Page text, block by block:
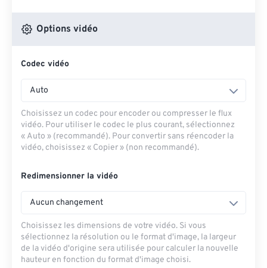
Depuis OneDrive
Options vidéo
Codec vidéo
Auto
Choisissez un codec pour encoder ou compresser le flux
vidéo. Pour utiliser le codec le plus courant, sélectionnez
« Auto » (recommandé). Pour convertir sans réencoder la
vidéo, choisissez « Copier » (non recommandé).
Redimensionner la vidéo
Aucun changement
Choisissez les dimensions de votre vidéo. Si vous
sélectionnez la résolution ou le format d'image, la largeur
de la vidéo d'origine sera utilisée pour calculer la nouvelle
hauteur en fonction du format d'image choisi.